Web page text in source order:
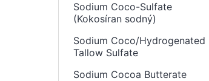
Sodium Coco-Sulfate
(Kokosíran sodný)
Sodium Coco/Hydrogenated
Tallow Sulfate
Sodium Cocoa Butterate